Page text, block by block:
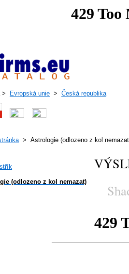
Evropská unie > Česká republika
> Astrologie (odlozeno z kol
(odlozeno z kol nemazat)